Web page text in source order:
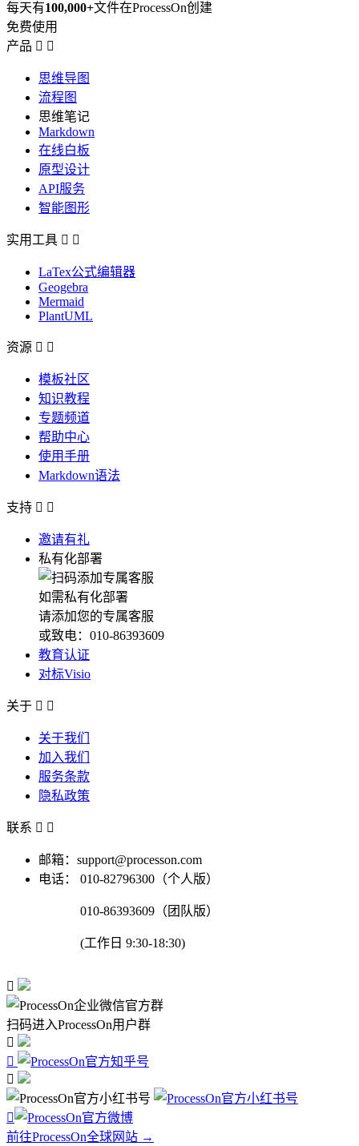
每天有100,000+文件在ProcessOn创建
免费使用
产品  
思维导图
流程图
思维笔记
Markdown
在线白板
原型设计
API服务
智能图形
实用工具  
LaTex公式编辑器
Geogebra
Mermaid
PlantUML
资源  
模板社区
知识教程
专题频道
帮助中心
使用手册
Markdown语法
支持  
邀请有礼
私有化部署
如需私有化部署
请添加您的专属客服
或致电：010-86393609
教育认证
对标Visio
关于  
关于我们
加入我们
服务条款
隐私政策
联系  
邮箱：support@processon.com
电话：
010-82796300（个人版）
010-86393609（团队版）
(工作日 9:30-18:30)

扫码进入ProcessOn用户群




前往ProcessOn全球网站 →